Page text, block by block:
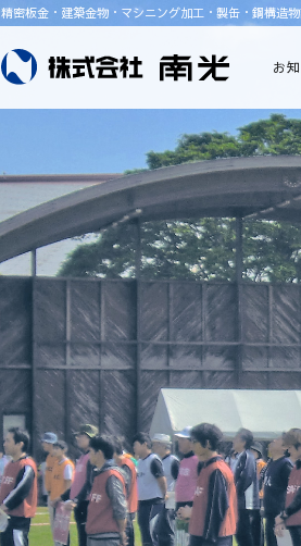
精密板金・建築金物・マシニング加工・製缶・鋼構造
お